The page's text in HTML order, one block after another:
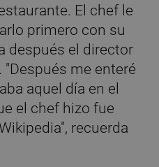
El chef le
primero con su
después el director
me enteré
aquel día en el
el chef hizo fue
recuerda